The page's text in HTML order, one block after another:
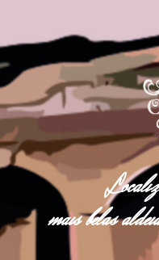
mais belas